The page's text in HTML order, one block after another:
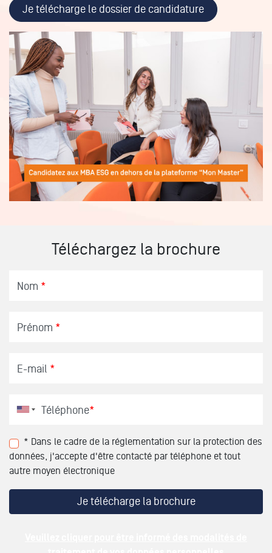
Je télécharge le dossier de candidature
Téléchargez la brochure
Nom *
Prénom *
E-mail *
Téléphone*
* Dans le cadre de la réglementation sur la protection des
données, j'accepte d'être contacté par téléphone et tout
autre moyen électronique